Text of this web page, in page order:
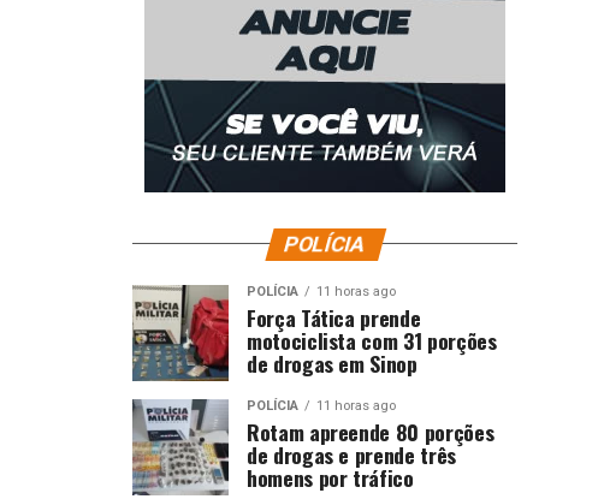
POLÍCIA
POLÍCIA 11 horas ago
Força Tática prende
motociclista com 31 porções
de drogas em Sinop
POLÍCIA 11 horas ago
Rotam apreende 80 porções
de drogas e prende três
homens por tráfico